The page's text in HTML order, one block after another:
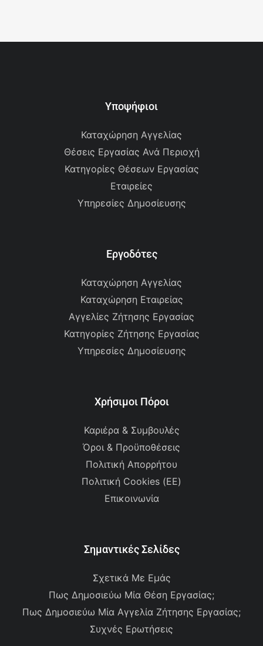
Υποψήφιοι
Καταχώρηση Αγγελίας
Θέσεις Εργασίας Ανά Περιοχή
Κατηγορίες Θέσεων Εργασίας
Εταιρείες
Υπηρεσίες Δημοσίευσης
Εργοδότες
Καταχώρηση Αγγελίας
Καταχώρηση Εταιρείας
Αγγελίες Ζήτησης Εργασίας
Κατηγορίες Ζήτησης Εργασίας
Υπηρεσίες Δημοσίευσης
Χρήσιμοι Πόροι
Καριέρα & Συμβουλές
Όροι & Προϋποθέσεις
Πολιτική Απορρήτου
Πολιτική Cookies (ΕΕ)
Επικοινωνία
Σημαντικές Σελίδες
Σχετικά Με Εμάς
Πως Δημοσιεύω Μία Θέση Εργασίας;
Πως Δημοσιεύω Μία Αγγελία Ζήτησης Εργασίας;
Συχνές Ερωτήσεις